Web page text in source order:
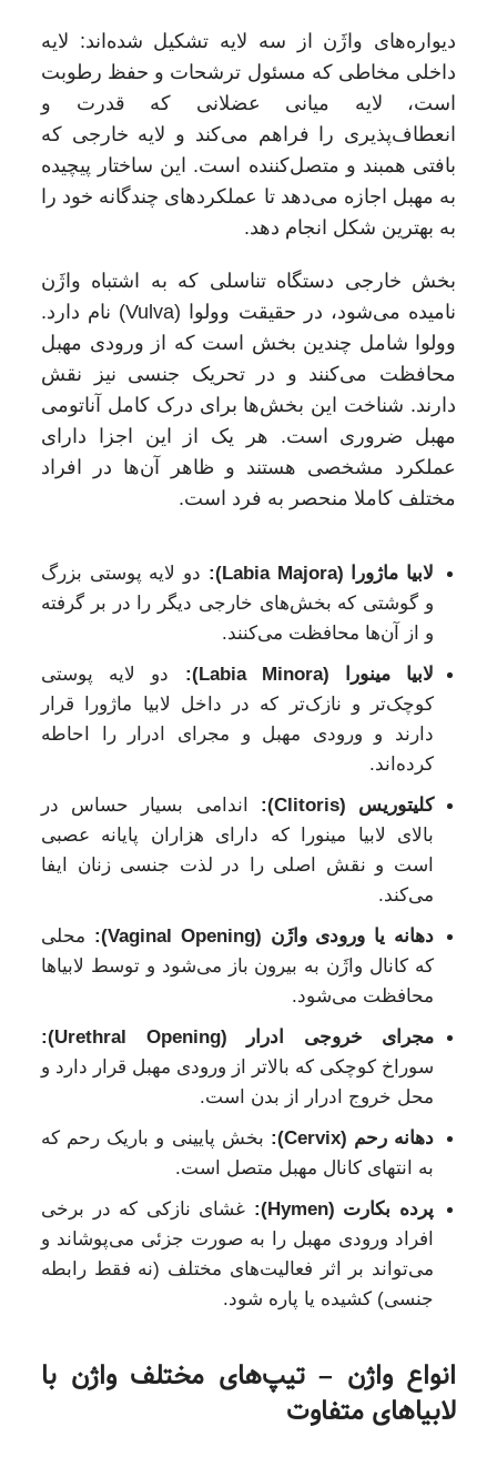
دیواره‌های واژَن از سه لایه تشکیل شده‌اند: لایه
داخلی مخاطی که مسئول ترشحات و حفظ رطوبت
است، لایه میانی عضلانی که قدرت و
انعطاف‌پذیری را فراهم می‌کند و لایه خارجی که
بافتی همبند و متصل‌کننده است. این ساختار پیچیده
به مهبل اجازه می‌دهد تا عملکردهای چندگانه خود را
به بهترین شکل انجام دهد.
بخش خارجی دستگاه تناسلی که به اشتباه واژَن
نامیده می‌شود، در حقیقت وولوا (Vulva) نام دارد.
وولوا شامل چندین بخش است که از ورودی مهبل
محافظت می‌کنند و در تحریک جنسی نیز نقش
دارند. شناخت این بخش‌ها برای درک کامل آناتومی
مهبل ضروری است. هر یک از این اجزا دارای
عملکرد مشخصی هستند و ظاهر آن‌ها در افراد
مختلف کاملا منحصر به فرد است.
لابیا ماژورا (Labia Majora):
دو لایه پوستی بزرگ
و گوشتی که بخش‌های خارجی دیگر را در بر گرفته
و از آن‌ها محافظت می‌کنند.
لابیا مینورا (Labia Minora):
دو لایه پوستی
کوچک‌تر و نازک‌تر که در داخل لابیا ماژورا قرار
دارند و ورودی مهبل و مجرای ادرار را احاطه
کرده‌اند.
کلیتوریس (Clitoris):
اندامی بسیار حساس در
بالای لابیا مینورا که دارای هزاران پایانه عصبی
است و نقش اصلی را در لذت جنسی زنان ایفا
می‌کند.
دهانه یا ورودی واژَن (Vaginal Opening):
محلی
که کانال واژَن به بیرون باز می‌شود و توسط لابیاها
محافظت می‌شود.
مجرای خروجی ادرار (Urethral Opening):
سوراخ کوچکی که بالاتر از ورودی مهبل قرار دارد و
محل خروج ادرار از بدن است.
دهانه رحم (Cervix):
بخش پایینی و باریک رحم که
به انتهای کانال مهبل متصل است.
پرده بکارت (Hymen):
غشای نازکی که در برخی
افراد ورودی مهبل را به صورت جزئی می‌پوشاند و
می‌تواند بر اثر فعالیت‌های مختلف (نه فقط رابطه
جنسی) کشیده یا پاره شود.
انواع واژن – تیپ‌های مختلف واژن با
لابیاهای متفاوت